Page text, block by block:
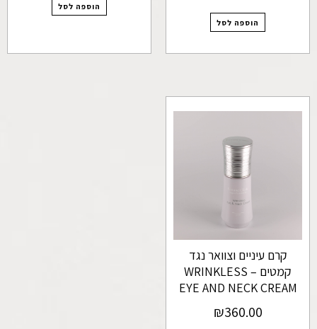
הוספה לסל
הוספה לסל
קרם עיניים וצוואר נגד
קמטים – WRINKLESS
EYE AND NECK CREAM
₪360.00